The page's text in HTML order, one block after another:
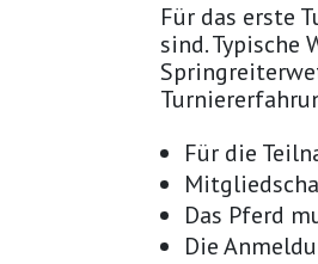
Für das erste
sind. Typische
Für die
Das Pferd
Die